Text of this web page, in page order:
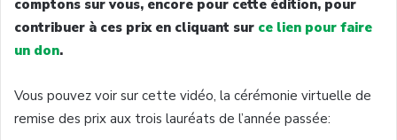
comptons sur vous, encore pour cette édition, pour
contribuer à ces prix en cliquant sur ce lien pour faire
un don.
Vous pouvez voir sur cette vidéo, la cérémonie virtuelle de
remise des prix aux trois lauréats de l’année passée: